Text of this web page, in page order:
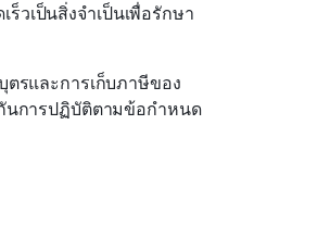
วเป็นสิ่งจำเป็นเพื่อรักษา
รและการเก็บภาษีของ
นการปฏิบัติตามข้อกำหนด